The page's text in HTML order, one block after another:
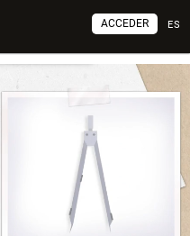
ES
ACCEDER